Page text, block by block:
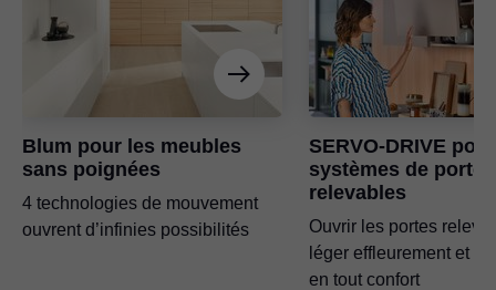
Blum pour les meubles
sans poignées
4 technologies de mouvement
ouvrent d’infinies possibilités
SERVO-DRIVE pour
systèmes de portes
relevables
Ouvrir les portes
léger effleurement et
en tout confort